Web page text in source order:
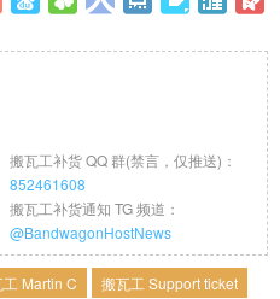
搬瓦工补货 QQ 群(禁言，仅推送)：
852461608
搬瓦工补货通知 TG 频道：
@BandwagonHostNews
Martin C
搬瓦工 Support ticket